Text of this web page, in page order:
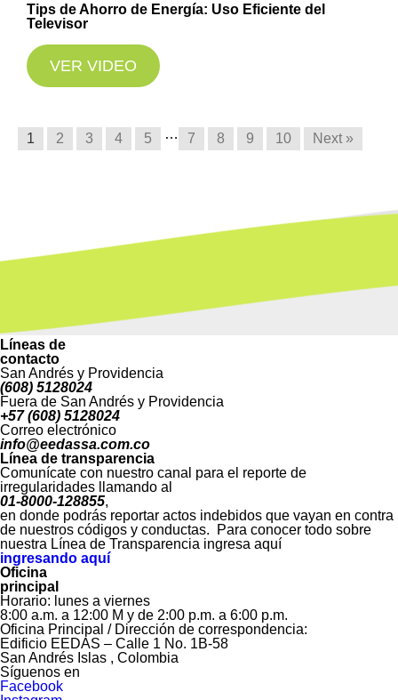
Tips de Ahorro de Energía: Uso Eficiente del
Televisor
VER VIDEO
1 2 3 4 5 … 7 8 9 10 Next »
Líneas de
contacto
San Andrés y Providencia
(608) 5128024
Fuera de San Andrés y Providencia
+57 (608) 5128024
Correo electrónico
info@eedassa.com.co
Línea de transparencia
Comunícate con nuestro canal para el reporte de
irregularidades llamando al
01-8000-128855,
en donde podrás reportar actos indebidos que vayan en contra
de nuestros códigos y conductas. Para conocer todo sobre
nuestra Línea de Transparencia ingresa aquí
ingresando aquí
Oficina
principal
Horario: lunes a viernes
8:00 a.m. a 12:00 M y de 2:00 p.m. a 6:00 p.m.
Oficina Principal / Dirección de correspondencia:
Edificio EEDAS – Calle 1 No. 1B-58
San Andrés Islas , Colombia
Síguenos en
Facebook